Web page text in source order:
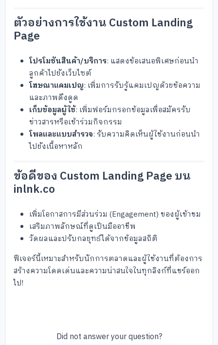
ตัวอย่างการใช้งาน Custom Landing
Page
โปรโมชันสินค้า/บริการ: แสดงข้อเสนอพิเศษก่อนนำ
ลูกค้าไปยังเว็บไซต์
โฆษณาแคมเปญ: เพิ่มการรับรู้แคมเปญด้วยข้อความ
และภาพดึงดูด
เก็บข้อมูลผู้ใช้: เพิ่มฟอร์มกรอกข้อมูลเพื่อสมัครรับ
ข่าวสารหรือเข้าร่วมกิจกรรม
โพลและแบบสำรวจ: รับความคิดเห็นผู้ใช้งานก่อนนำ
ไปยังเนื้อหาหลัก
ข้อดีของ Custom Landing Page บน
inlnk.co
เพิ่มโอกาสการมีส่วนร่วม (Engagement) ของผู้เข้าชม
เสริมภาพลักษณ์ที่ดูเป็นมืออาชีพ
วัดผลและปรับกลยุทธ์ได้จากข้อมูลสถิติ
ฟีเจอร์นี้เหมาะสำหรับนักการตลาดและผู้ใช้งานที่ต้องการ
สร้างความโดดเด่นและความน่าสนใจในทุกลิงก์ที่แชร์ออก
ไป!
Did not answer your question?